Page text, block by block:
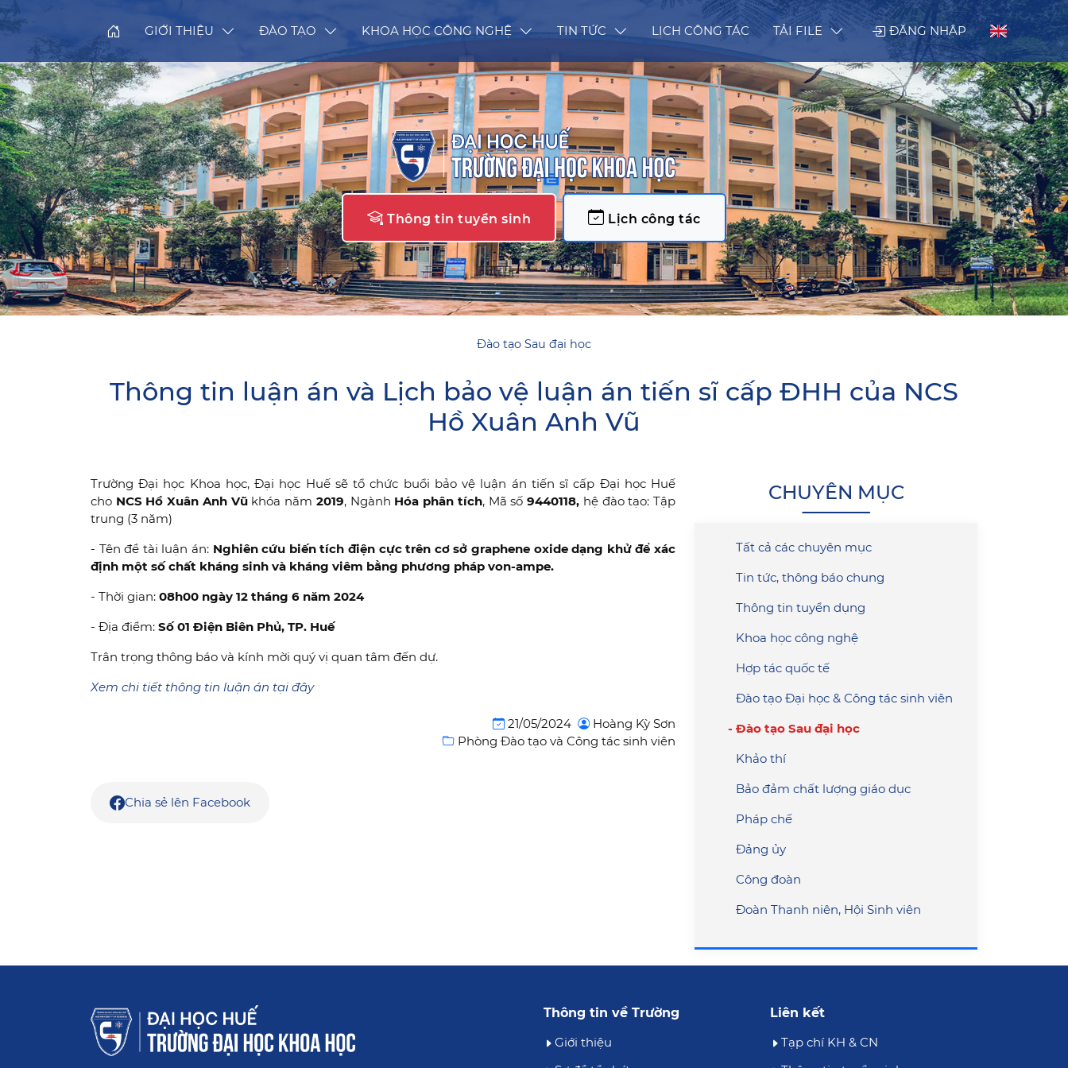
GIỚI THIỆU ĐÀO TẠO KHOA HỌC CÔNG NGHỆ TIN TỨC LỊCH CÔNG TÁC TẢI FILE ĐĂNG NHẬP
Thông tin tuyển sinh Lịch công tác
Đào tạo Sau đại học
Thông tin luận án và Lịch bảo vệ luận án tiến sĩ cấp ĐHH của NCS
Hồ Xuân Anh Vũ
Trường Đại học Khoa học, Đại học Huế sẽ tổ chức buổi bảo vệ luận án tiến sĩ cấp Đại học Huế
cho NCS Hồ Xuân Anh Vũkhóa năm 2019, Ngành Hóa phân tích, Mã số9440118, hệ đào tạo: Tập
trung (3 năm)
- Tên đề tài luận án: Nghiên cứu biến tích điện cực trên cơ sở graphene oxide dạng khử để xác
định một số chất kháng sinh và kháng viêm bằng phương pháp von-ampe.
- Thời gian: 08h00 ngày 12 tháng 6 năm 2024
- Địa điểm: Số 01 Điện Biên Phủ, TP. Huế
Trân trọng thông báo và kính mời quý vị quan tâm đến dự.
Xem chi tiết thông tin luận án tại đây
21/05/2024
Hoàng Kỳ Sơn
Phòng Đào tạo và Công tác sinh viên
Chia sẻ lên Facebook
CHUYÊN MỤC
Tất cả các chuyên mục
Tin tức, thông báo chung
Thông tin tuyển dụng
Khoa học công nghệ
Hợp tác quốc tế
Đào tạo Đại học & Công tác sinh viên
Đào tạo Sau đại học
Khảo thí
Bảo đảm chất lượng giáo dục
Pháp chế
Đảng ủy
Công đoàn
Đoàn Thanh niên, Hội Sinh viên
Thông tin về Trường
Giới thiệu
Liên kết
Tạp chí KH & CN